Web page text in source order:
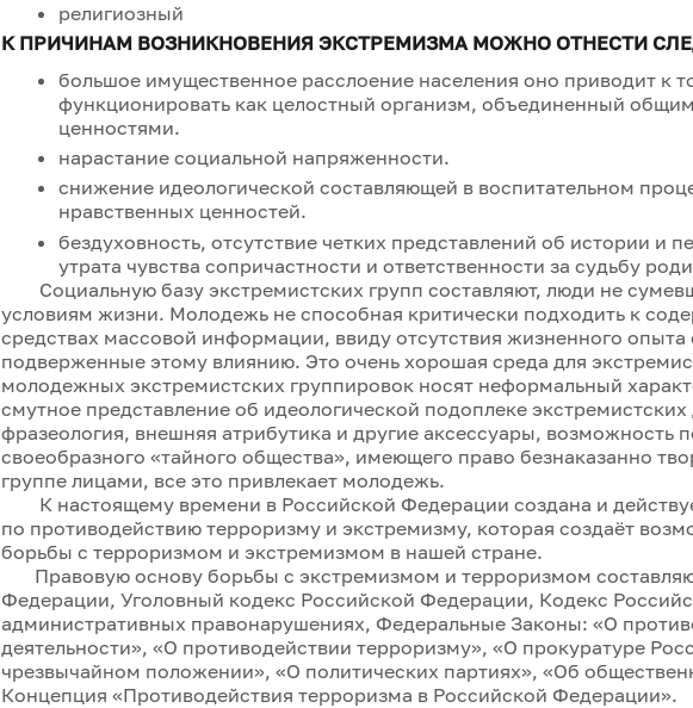
религиозный
К ПРИЧИНАМ ВОЗНИКНОВЕНИЯ ЭКСТРЕМИЗМА МОЖНО ОТНЕСТИ
большое имущественное расслоение населения оно приводит к
функционировать как целостный организм, объединенный
ценностями.
нарастание социальной напряженности.
снижение идеологической составляющей в воспитательном
нравственных ценностей.
бездуховность, отсутствие четких представлений об истории и
утрата чувства сопричастности и ответственности за судьбу
Социальную базу экстремистских групп составляют, люди не
условиям жизни. Молодежь не способная критически подходить к
средствах массовой информации, ввиду отсутствия жизненного опыта
подверженные этому влиянию. Это очень хорошая среда для
молодежных экстремистских группировок носят неформальный
смутное представление об идеологической подоплеке
фразеология, внешняя атрибутика и другие аксессуары, возможность
своеобразного «тайного общества», имеющего право безнаказанно
группе лицами, все это привлекает молодежь.
К настоящему времени в Российской Федерации создана и
по противодействию терроризму и экстремизму, которая создаёт
борьбы с терроризмом и экстремизмом в нашей стране.
Правовую основу борьбы с экстремизмом и терроризмом
Федерации, Уголовный кодекс Российской Федерации, Кодекс
административных правонарушениях, Федеральные Законы: «О
деятельности», «О противодействии терроризму», «О прокуратуре
чрезвычайном положении», «О политических партиях», «Об
Концепция «Противодействия терроризма в Российской Федерации».